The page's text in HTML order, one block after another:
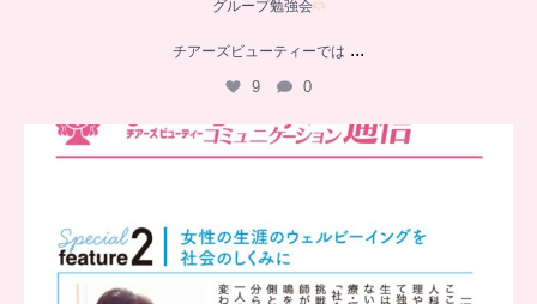
グループ勉強会
チアーズビューティーでは ...
9 0
..
8